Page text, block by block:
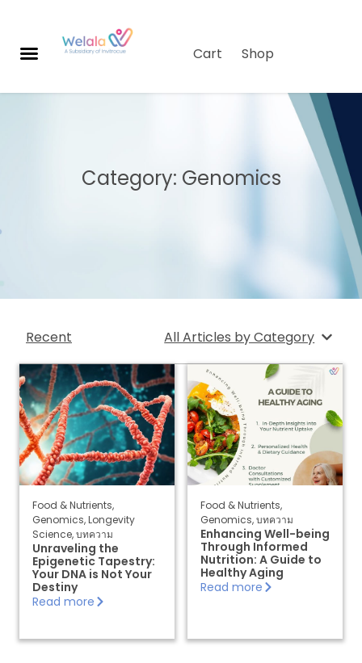
บเ
ข้
อ
มู
ล
เ
ชิ
ง
สุ
ข
ภ
า
พ
ติ
ด
อเ
Cart Shop
Category: Genomics
Recent
All Articles
Longevity Science
Genomics
Illness & Diseases
Food & Nutrients
Skin & Beauty
Sleep & Stress
Food & Nutrients,
Genomics,Longevity
Science,บทความ
Unraveling the
Epigenetic Tapestry:
Your DNA is Not Your
Destiny
Read more
Food & Nutrients,
Genomics,บทความ
Enhancing Well-being
Through Informed
Nutrition: A Guide to
Healthy Aging
Read more